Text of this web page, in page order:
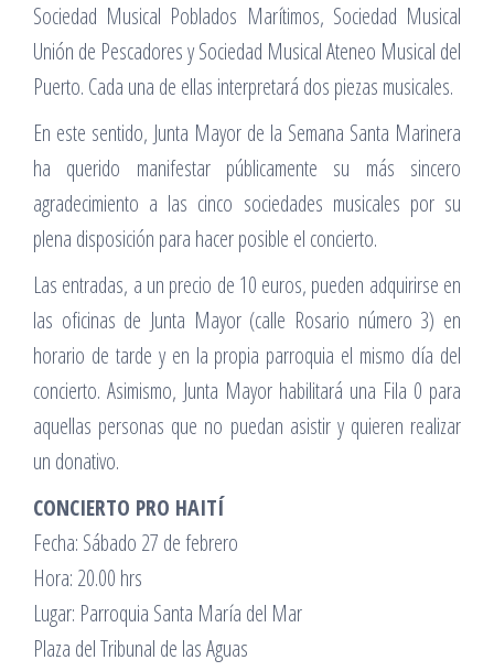
Sociedad Musical Poblados Marítimos, Sociedad Musical
Unión de Pescadores y Sociedad Musical Ateneo Musical del
Puerto. Cada una de ellas interpretará dos piezas musicales.
En este sentido, Junta Mayor de la Semana Santa Marinera
ha querido manifestar públicamente su más sincero
agradecimiento a las cinco sociedades musicales por su
plena disposición para hacer posible el concierto.
Las entradas, a un precio de 10 euros, pueden adquirirse en
las oficinas de Junta Mayor (calle Rosario número 3) en
horario de tarde y en la propia parroquia el mismo día del
concierto. Asimismo, Junta Mayor habilitará una Fila 0 para
aquellas personas que no puedan asistir y quieren realizar
un donativo.
CONCIERTO PRO HAITÍ
Fecha: Sábado 27 de febrero
Hora: 20.00 hrs
Lugar: Parroquia Santa María del Mar
Plaza del Tribunal de las Aguas